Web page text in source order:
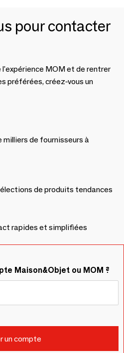
pour contacter
MOM et de rentrer
préférées, créez-vous un
milliers de fournisseurs à
de produits tendances
rapides et simplifiées
Maison&Objet ou MOM ?